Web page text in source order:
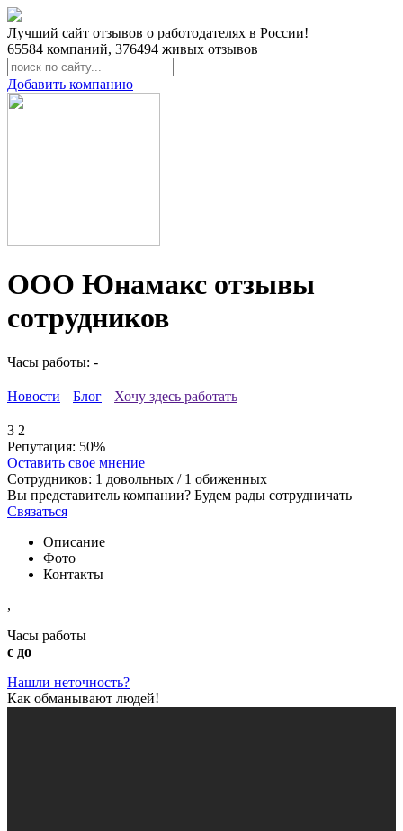
Лучший сайт отзывов о работодателях в России!
65584 компаний, 376494 живых отзывов
Добавить компанию
ООО Юнамакс отзывы
сотрудников
Часы работы: -
Новости Блог Хочу здесь работать
3 2
Репутация: 50%
Оставить свое мнение
Сотрудников: 1 довольных / 1 обиженных
Вы представитель компании? Будем рады сотрудничать
Связаться
Описание
Фото
Контакты
,
Часы работы
с до
Нашли неточность?
Как обманывают людей!